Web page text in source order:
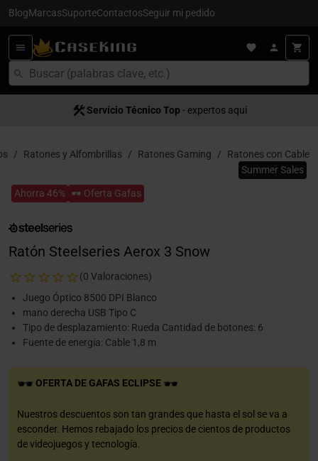
BlogMarcasSuporteContactosSeguir mi pedido
Servício Técnico Top - expertos aquí
Ratones y Alfombrillas Ratones Gaming Ratones con Cable
Ahorra 46% 🕶️ Oferta Gafas
Summer Sales
Ratón Steelseries Aerox 3 Snow
(0 Valoraciones)
Juego Óptico 8500 DPI Blanco
mano derecha USB Tipo C
Tipo de desplazamiento: Rueda Cantidad de botones: 6
Fuente de energía: Cable 1,8 m
OFERTA DE GAFAS ECLIPSE
Nuestros descuentos son tan grandes que hasta el sol se va a
esconder. Hemos rebajado los precios de cientos de productos
de videojuegos y tecnología.